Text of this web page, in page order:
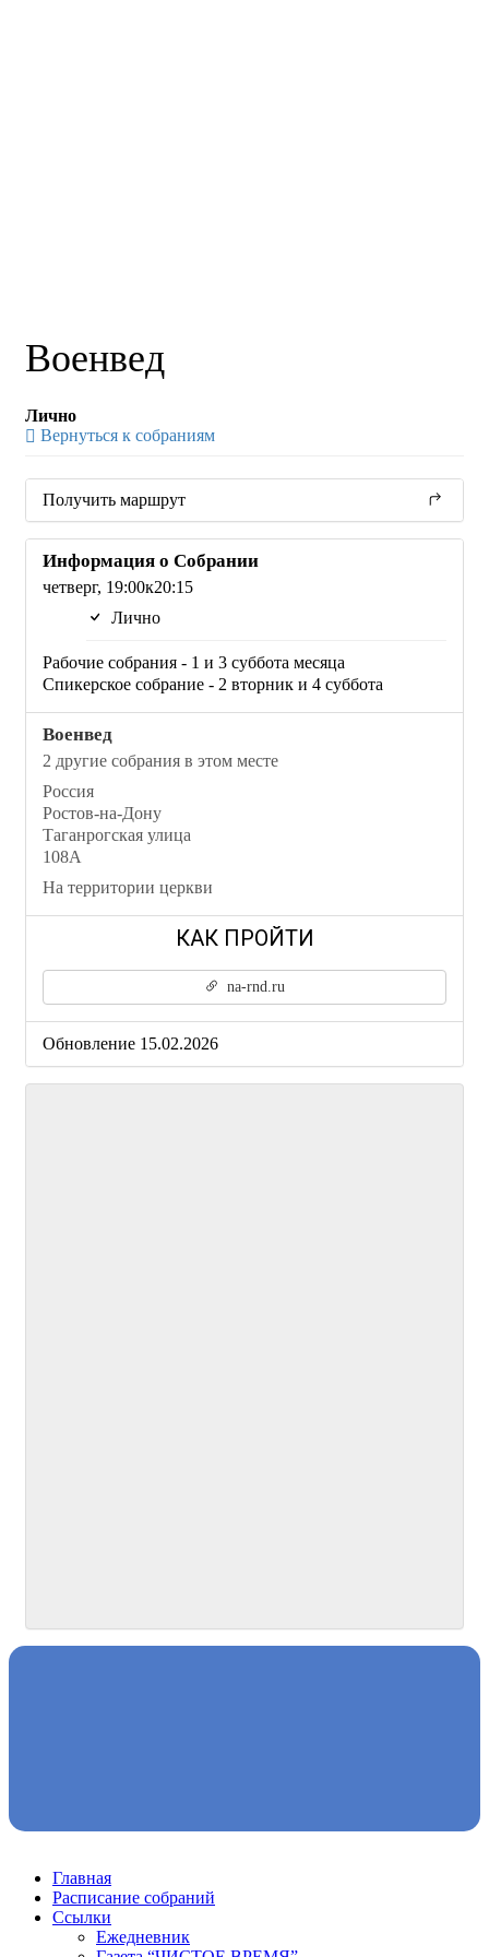
Военвед
Лично
Вернуться к собраниям
Получить маршрут
Информация о Собрании
четверг, 19:00к20:15
Лично
Рабочие собрания - 1 и 3 суббота месяца
Спикерское собрание - 2 вторник и 4 суббота
Военвед
2 другие собрания в этом месте
Россия
Ростов-на-Дону
Таганрогская улица
108А
На территории церкви
na-rnd.ru
Обновление 15.02.2026
Главная
Расписание собраний
Ссылки
Ежедневник